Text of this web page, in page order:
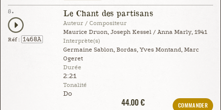
8.
Réf : 1468A
Le Chant des partisans
Auteur / Compositeur
Maurice Druon, Joseph Kessel / Anna Marly, 1941
Interprète(s)
Germaine Sablon, Bordas, Yves Montand, Marc
Ogeret
Durée
2:21
Tonalité
Do
44.00 €
COMMANDER